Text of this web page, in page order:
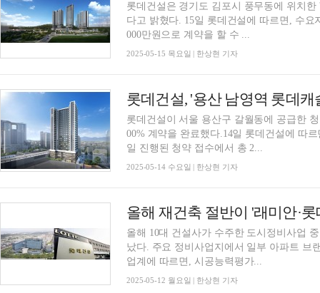
롯데건설은 경기도 김포시 풍무동에 위치
다고 밝혔다. 15일 롯데건설에 따르면, 수
000만원으로 계약을 할 수 ...
2025-05-15 목요일 | 한상현 기자
롯데건설, '용산 남영역 롯데
롯데건설이 서울 용산구 갈월동에 공급한
00% 계약을 완료했다.14일 롯데건설에 따
일 진행된 청약 접수에서 총 2...
2025-05-14 수요일 | 한상현 기자
올해 재건축 절반이 '래미안·
올해 10대 건설사가 수주한 도시정비사업
났다. 주요 정비사업지에서 일부 아파트 브
업계에 따르면, 시공능력평가...
2025-05-12 월요일 | 한상현 기자